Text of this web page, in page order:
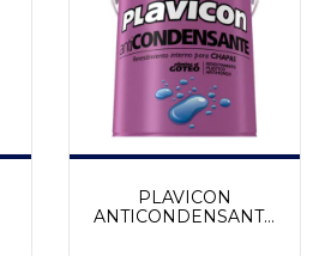
PLAVICON
ANTICONDENSANTE